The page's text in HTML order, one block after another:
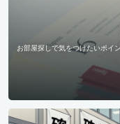
お部屋探しで気をつけたいポイ